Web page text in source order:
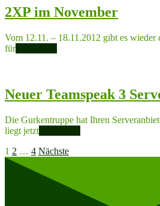
2XP im November
Vom 12.11. – 18.11.2012 gibt es wieder
für
Neuer Teamspeak 3
Die Gurkentruppe hat Ihren
liegt jetzt
Seitennummerierung
der
Beiträge
1 2 … 4 Nächste